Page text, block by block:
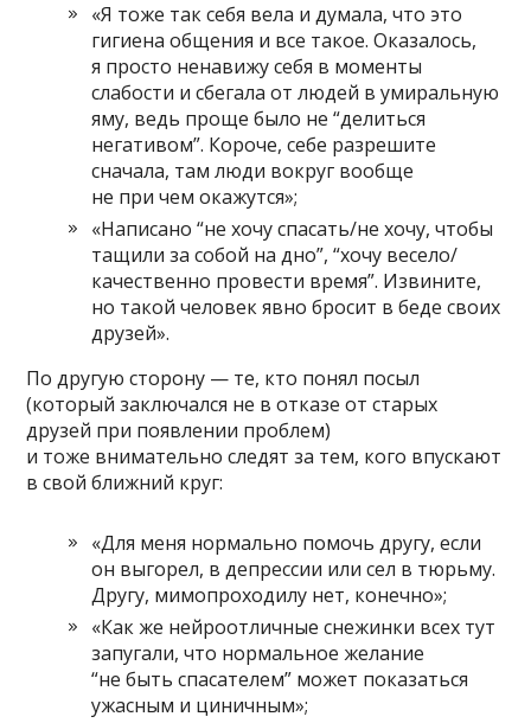
«Я тоже так себя вела и думала, что это
гигиена общения и все такое. Оказалось,
я просто ненавижу себя в моменты
слабости и сбегала от людей в умиральную
яму, ведь проще было не “делиться
негативом”. Короче, себе разрешите
сначала, там люди вокруг вообще
не при чем окажутся»;
«Написано “не хочу спасать/не хочу, чтобы
тащили за собой на дно”, “хочу весело/
качественно провести время”. Извините,
но такой человек явно бросит в беде своих
друзей».
По другую сторону — те, кто понял посыл
(который заключался не в отказе от старых
друзей при появлении проблем)
и тоже внимательно следят за тем, кого впускают
в свой ближний круг:
«Для меня нормально помочь другу, если
он выгорел, в депрессии или сел в тюрьму.
Другу, мимопроходилу нет, конечно»;
«Как же нейроотличные снежинки всех тут
запугали, что нормальное желание
“не быть спасателем” может показаться
ужасным и циничным»;